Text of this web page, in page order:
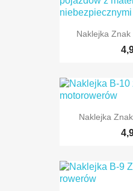
Naklejka Znak
Naklejka